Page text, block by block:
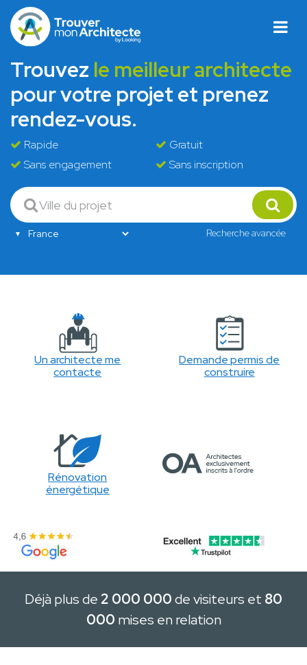
Trouvez le meilleur architecte
pour votre projet et prenez
rendez-vous.
Rapide
Gratuit
Sans engagement
Sans inscription
Recherche avancée
Un architecte me
contacte
Demande permis de
construire
Rénovation
énergétique
Déjà plus de 2 000 000de visiteurs et 80
000 mises en relation